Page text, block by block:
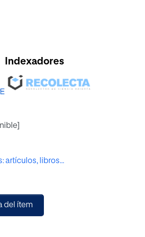
Indexadores
artículos, libros...
del ítem